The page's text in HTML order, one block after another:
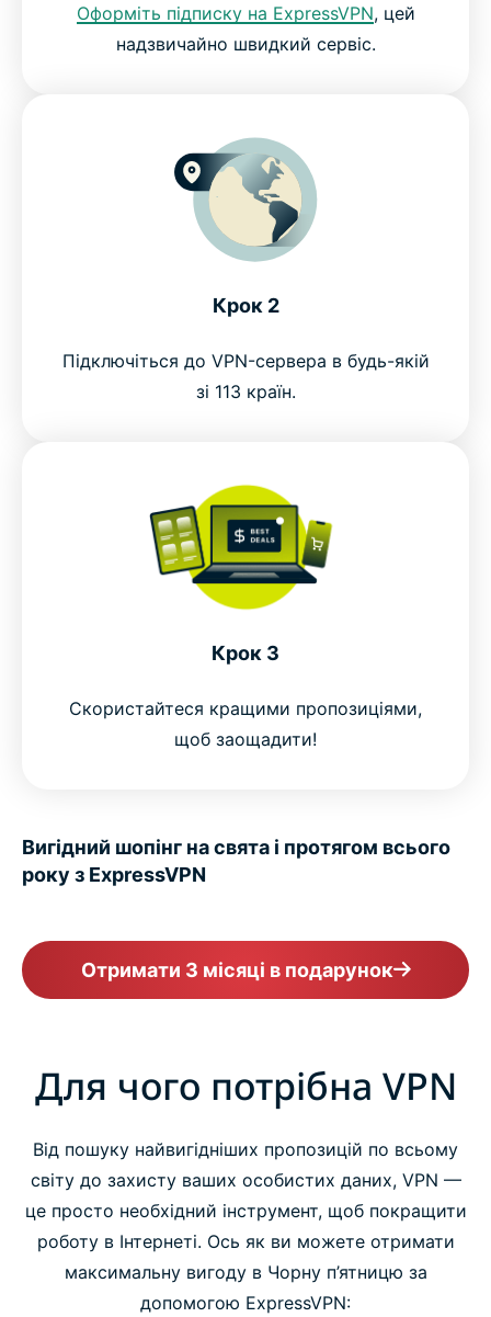
Оформіть підписку на ExpressVPN, цей
надзвичайно швидкий сервіс.
Крок 2
Підключіться до VPN-сервера в будь-якій
зі 113 країн.
Крок 3
Скористайтеся кращими пропозиціями,
щоб заощадити!
Вигідний шопінг на свята і протягом всього
року з ExpressVPN
Отримати 3 місяці в подарунок
Для чого потрібна VPN
Від пошуку найвигідніших пропозицій по всьому
світу до захисту ваших особистих даних, VPN —
це просто необхідний інструмент, щоб покращити
роботу в Інтернеті. Ось як ви можете отримати
максимальну вигоду в Чорну п’ятницю за
допомогою ExpressVPN: